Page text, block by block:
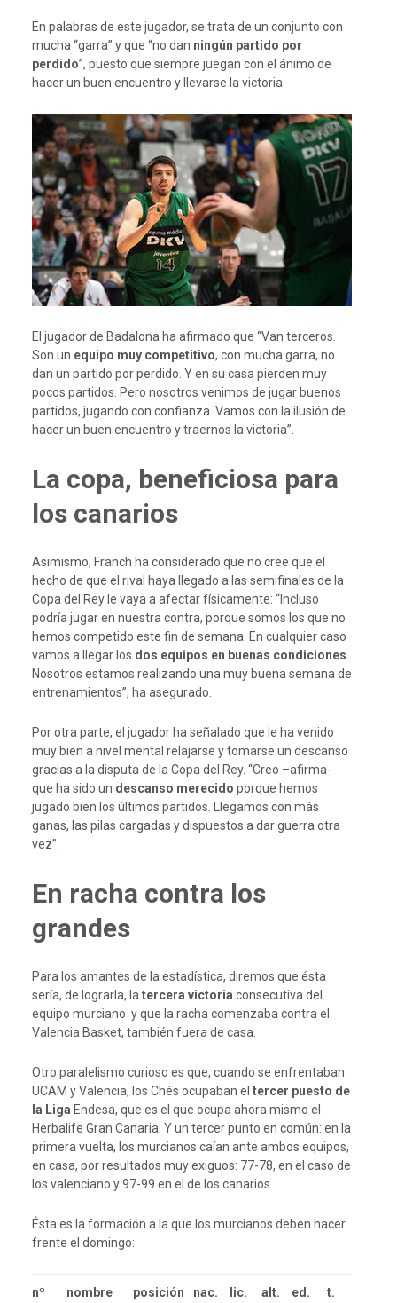
En palabras de este jugador, se trata de un conjunto con
mucha “garra” y que “no dan ningún partido por
perdido”, puesto que siempre juegan con el ánimo de
hacer un buen encuentro y llevarse la victoria.
El jugador de Badalona ha afirmado que “Van terceros.
Son un equipo muy competitivo, con mucha garra, no
dan un partido por perdido. Y en su casa pierden muy
pocos partidos. Pero nosotros venimos de jugar buenos
partidos, jugando con confianza. Vamos con la ilusión de
hacer un buen encuentro y traernos la victoria”.
La copa, beneficiosa para
los canarios
Asimismo, Franch ha considerado que no cree que el
hecho de que el rival haya llegado a las semifinales de la
Copa del Rey le vaya a afectar físicamente: “Incluso
podría jugar en nuestra contra, porque somos los que no
hemos competido este fin de semana. En cualquier caso
vamos a llegar los dos equipos en buenas condiciones
Nosotros estamos realizando una muy buena semana de
entrenamientos”, ha asegurado.
Por otra parte, el jugador ha señalado que le ha venido
muy bien a nivel mental relajarse y tomarse un descanso
gracias a la disputa de la Copa del Rey. “Creo –afirma-
que ha sido un descanso merecido porque hemos
jugado bien los últimos partidos. Llegamos con más
ganas, las pilas cargadas y dispuestos a dar guerra otra
vez”.
En racha contra los
grandes
Para los amantes de la estadística, diremos que ésta
sería, de lograrla, la tercera victoria consecutiva del
equipo murciano y que la racha comenzaba contra el
Valencia Basket, también fuera de casa.
Otro paralelismo curioso es que, cuando se enfrentaban
UCAM y Valencia, los Chés ocupaban el tercer puesto de
la Liga Endesa, que es el que ocupa ahora mismo el
Herbalife Gran Canaria. Y un tercer punto en común: en la
primera vuelta, los murcianos caían ante ambos equipos,
en casa, por resultados muy exiguos: 77-78, en el caso de
los valenciano y 97-99 en el de los canarios.
Ésta es la formación a la que los murcianos deben hacer
frente el domingo:
nº nombre posición nac. lic. alt. ed. t.